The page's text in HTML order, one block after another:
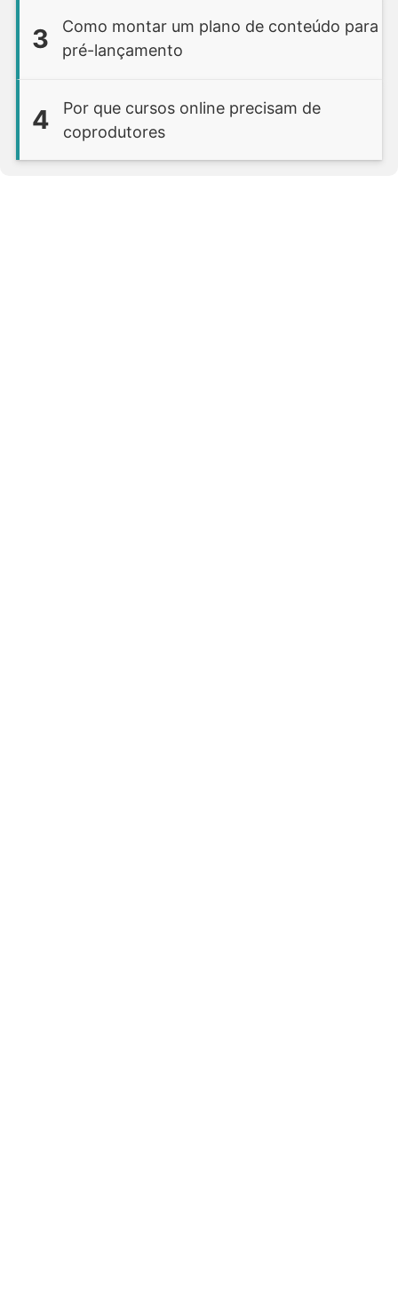
3
Como montar um plano de conteúdo para
pré-lançamento
4
Por que cursos online precisam de
coprodutores